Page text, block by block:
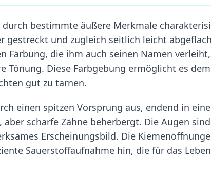
bestimmte äußere Merkmale
gestreckt und zugleich seitlich leicht
Färbung, die ihm auch seinen Namen
Tönung. Diese Farbgebung ermöglicht es dem
gut zu tarnen.
einen spitzen Vorsprung aus, endend in
scharfe Zähne beherbergt. Die Augen sind
Erscheinungsbild. Die
Sauerstoffaufnahme hin, die für das